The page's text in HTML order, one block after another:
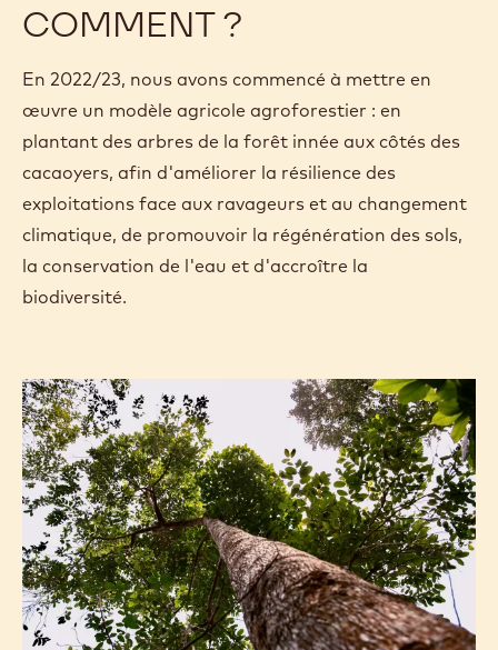
COMMENT ?
En 2022/23, nous avons commencé à mettre en
œuvre un modèle agricole agroforestier : en
plantant des arbres de la forêt innée aux côtés des
cacaoyers, afin d'améliorer la résilience des
exploitations face aux ravageurs et au changement
climatique, de promouvoir la régénération des sols,
la conservation de l'eau et d'accroître la
biodiversité.